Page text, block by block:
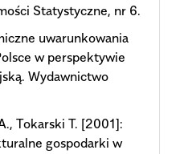
Statystyczne, nr 6.
uwarunkowania
w perspektywie
Wydawnictwo
Tokarski T. [2001]:
gospodarki w